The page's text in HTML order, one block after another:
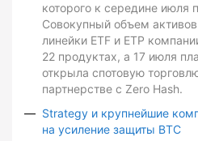
которого к середине июля
Совокупный объем
линейки ETF и ETP
22 продуктах, а 17 июля
открыла спотовую
партнерстве с Zero Hash.
Strategy и крупнейшие
на усиление защиты BTC